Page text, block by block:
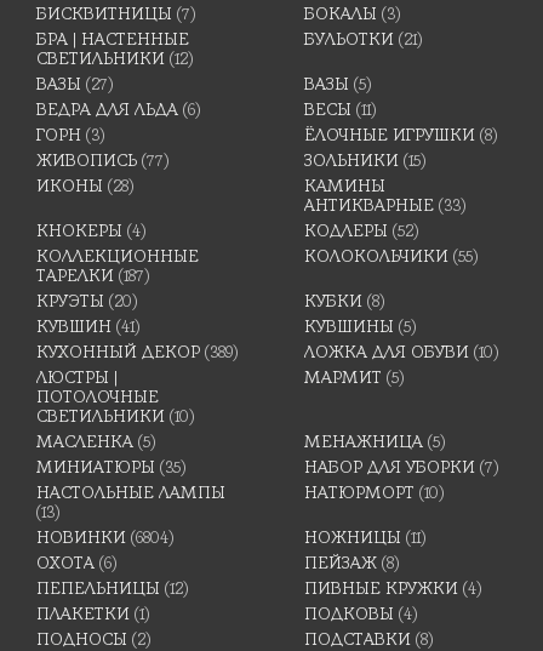
БИСКВИТНИЦЫ (7) БОКАЛЫ (3)
БРА | НАСТЕННЫЕ
СВЕТИЛЬНИКИ (12)
БУЛЬОТКИ (21)
ВАЗЫ (27) ВАЗЫ (5)
ВЕДРА ДЛЯ ЛЬДА (6) ВЕСЫ (11)
ГОРН (3) ЁЛОЧНЫЕ ИГРУШКИ (8)
ЖИВОПИСЬ (77) ЗОЛЬНИКИ (15)
ИКОНЫ (28)
КАМИНЫ
АНТИКВАРНЫЕ (33)
КНОКЕРЫ (4) КОДЛЕРЫ (52)
КОЛЛЕКЦИОННЫЕ
ТАРЕЛКИ (187)
КОЛОКОЛЬЧИКИ (55)
КРУЭТЫ (20) КУБКИ (8)
КУВШИН (41) КУВШИНЫ (5)
КУХОННЫЙ ДЕКОР (389) ЛОЖКА ДЛЯ ОБУВИ (10)
ЛЮСТРЫ |
ПОТОЛОЧНЫЕ
СВЕТИЛЬНИКИ (10)
МАРМИТ (5)
МАСЛЕНКА (5) МЕНАЖНИЦА (5)
МИНИАТЮРЫ (35) НАБОР ДЛЯ УБОРКИ (7)
НАСТОЛЬНЫЕ ЛАМПЫ
(13)
НАТЮРМОРТ (10)
НОВИНКИ (6804) НОЖНИЦЫ (11)
ОХОТА (6) ПЕЙЗАЖ (8)
ПЕПЕЛЬНИЦЫ (12) ПИВНЫЕ КРУЖКИ (4)
ПЛАКЕТКИ (1) ПОДКОВЫ (4)
ПОДНОСЫ (2) ПОДСТАВКИ (8)